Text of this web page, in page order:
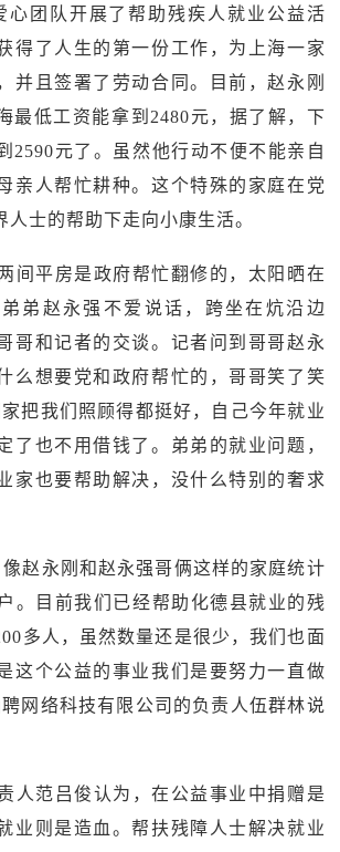
心团队开展了帮助残疾人就业公益活
得了人生的第一份工作，为上海一家
并且签署了劳动合同。目前，赵永刚
最低工资能拿到2480元，据了解，下
2590元了。虽然他行动不便不能亲自
亲人帮忙耕种。这个特殊的家庭在党
人士的帮助下走向小康生活。
间平房是政府帮忙翻修的，太阳晒在
弟赵永强不爱说话，跨坐在炕沿边
哥和记者的交谈。记者问到哥哥赵永
么想要党和政府帮忙的，哥哥笑了笑
把我们照顾得都挺好，自己今年就业
了也不用借钱了。弟弟的就业问题，
家也要帮助解决，没什么特别的奢求
赵永刚和赵永强哥俩这样的家庭统计
。目前我们已经帮助化德县就业的残
多人，虽然数量还是很少，我们也面
这个公益的事业我们是要努力一直做
网络科技有限公司的负责人伍群林说
人范吕俊认为，在公益事业中捐赠是
业则是造血。帮扶残障人士解决就业